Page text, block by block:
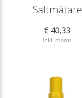
Saltmätare
€ 40,33
Inkl. moms